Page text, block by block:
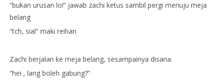
“bukan urusan lo!” jawab zachi ketus sambil pergi menuju meja
belang
“tch, sial” maki reihan
Zachi berjalan ke meja belang, sesampainya disana.
“hei , lang boleh gabung?”